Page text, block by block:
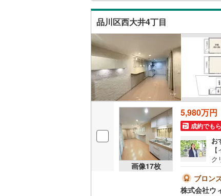
う
せ
品川区西大井4丁目
画像17枚
5,980万円
成約でも
お
ク
り
ー
ブロン
株式会社ウ
神津島
八丈島
小田急
東急大
東急世
京急空
ゆりかも
多摩モ
独立
販売、価
即入
浴室
浴室乾
ウォー